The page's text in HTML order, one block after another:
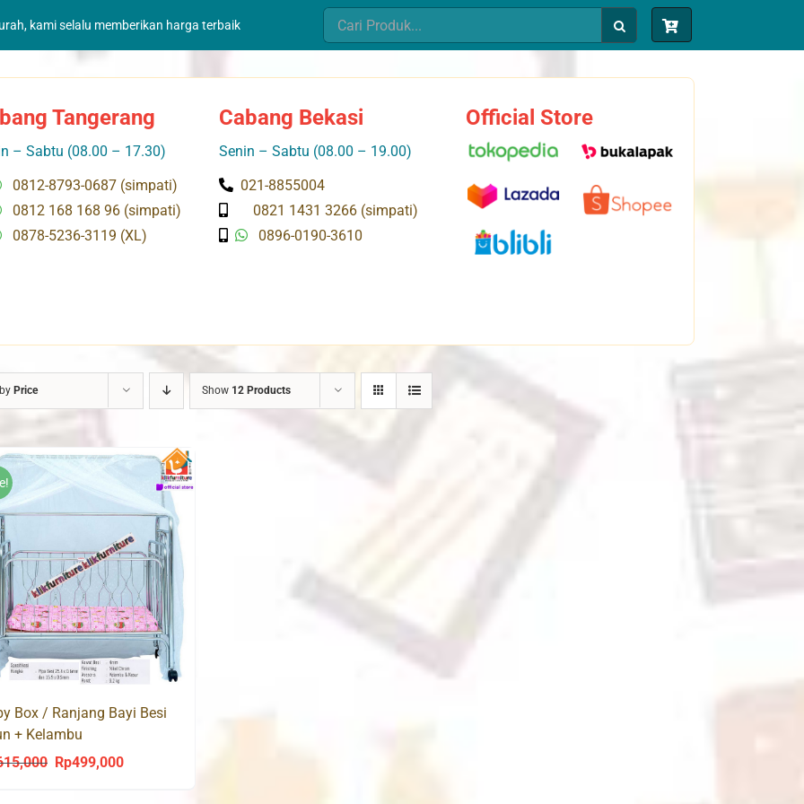
kami selalu memberikan harga terbaik
Search
for:
Tangerang
– Sabtu (08.00 – 17.30)
0812-8793-0687 (simpati)
0812 168 168 96 (simpati)
0878-5236-3119 (XL)
Cabang Bekasi
Senin – Sabtu (08.00 – 19.00)
021-8855004
0821 1431 3266 (simpati)
0896-0190-3610
Official Store
Price Show 12 Products
Box / Ranjang Bayi Besi
+ Kelambu
Original
Rp499,000Current